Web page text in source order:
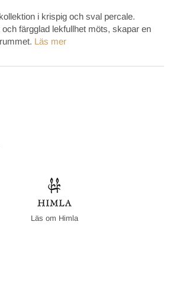
i krispig och sval percale.
färgglad lekfullhet möts, skapar en
Läs mer
Himla